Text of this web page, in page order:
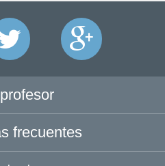
frecuentes